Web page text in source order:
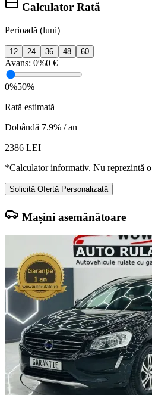
Calculator Rată
Perioadă (luni)
12 24 36 48 60
Avans: 0%0 €
0%50%
Rată estimată
Dobândă 7.9% / an
2386 LEI
*Calculator informativ. Nu reprezintă
Solicită Ofertă Personalizată
Mașini asemănătoare